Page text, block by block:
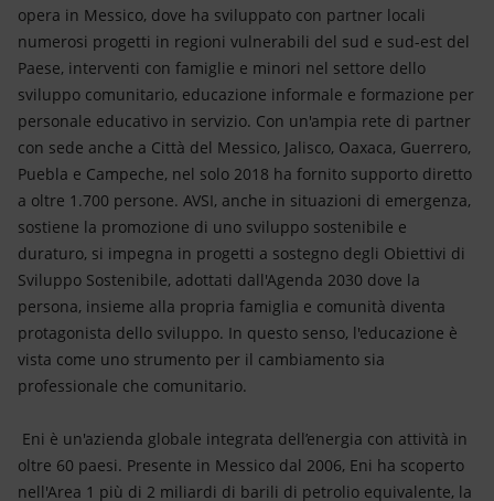
opera in Messico, dove ha sviluppato con partner locali
numerosi progetti in regioni vulnerabili del sud e sud-est del
Paese, interventi con famiglie e minori nel settore dello
sviluppo comunitario, educazione informale e formazione per
personale educativo in servizio. Con un'ampia rete di partner
con sede anche a Città del Messico, Jalisco, Oaxaca, Guerrero,
Puebla e Campeche, nel solo 2018 ha fornito supporto diretto
a oltre 1.700 persone. AVSI, anche in situazioni di emergenza,
sostiene la promozione di uno sviluppo sostenibile e
duraturo, si impegna in progetti a sostegno degli Obiettivi di
Sviluppo Sostenibile, adottati dall'Agenda 2030 dove la
persona, insieme alla propria famiglia e comunità diventa
protagonista dello sviluppo. In questo senso, l'educazione è
vista come uno strumento per il cambiamento sia
professionale che comunitario.
Eni è un'azienda globale integrata dell’energia con attività in
oltre 60 paesi. Presente in Messico dal 2006, Eni ha scoperto
nell'Area 1 più di 2 miliardi di barili di petrolio equivalente, la